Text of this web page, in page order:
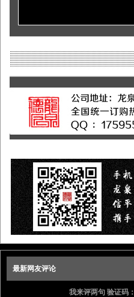
最新网友评论
我来评两句 验证码：